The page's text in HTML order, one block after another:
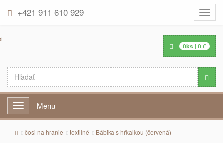
Toggle
+421 911 610 929
0ks |0€
Menu Menu
čosi na hranie textilné Bábika s hŕkalkou (červená)